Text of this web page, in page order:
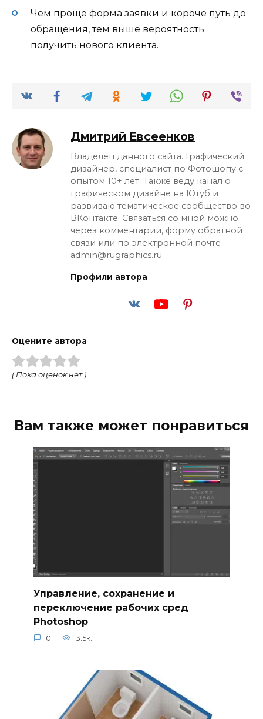
Чем проще форма заявки и короче путь до
обращения, тем выше вероятность
получить нового клиента.
Дмитрий Евсеенков
Владелец данного сайта. Графический
дизайнер, специалист по Фотошопу с
опытом 10+ лет. Также веду канал о
графическом дизайне на Ютуб и
развиваю тематическое сообщество во
ВКонтакте. Связаться со мной можно
через комментарии, форму обратной
связи или по электронной почте
admin@rugraphics.ru
Профили автора
Оцените автора
( Пока оценок нет )
Вам также может понравиться
Управление, сохранение и
переключение рабочих сред
Photoshop
0 3.5к.